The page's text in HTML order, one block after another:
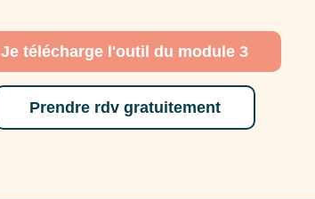
Je télécharge l'outil du module 3
Prendre rdv gratuitement